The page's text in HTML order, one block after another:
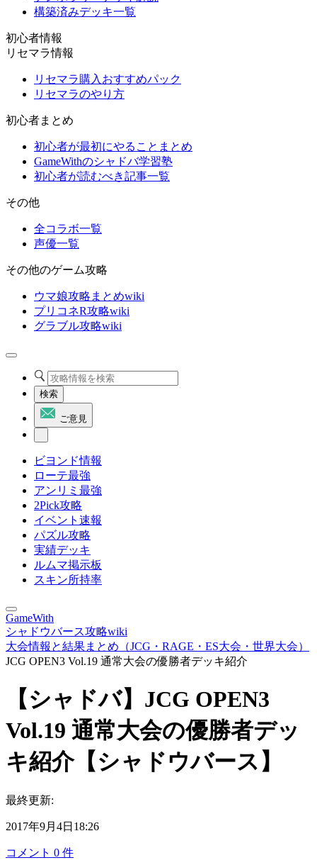
構築済みデッキ一覧
初心者情報
リセマラ情報
リセマラ購入おすすめパック
リセマラのやり方
初心者まとめ
初心者が最初にやることまとめ
GameWithのシャドバ学習塾
初心者が読むべき記事一覧
その他
全コラボ一覧
声優一覧
その他のゲーム攻略
ウマ娘攻略まとめwiki
プリコネR攻略wiki
グラブル攻略wiki
検索
ご意見
ビヨンド情報
ローテ最強
アンリミ最強
2Pick攻略
イベント速報
パズル攻略
実績デッキ
ルムマ掲示板
スキン所持率
GameWith
シャドウバース攻略wiki
大会情報と結果まとめ（JCG・RAGE・ES大会・世界大会）
JCG OPEN3 Vol.19 通常大会の優勝者デッキ紹介
【シャドバ】JCG OPEN3
Vol.19 通常大会の優勝者デッ
キ紹介【シャドウバース】
最終更新:
2017年9月4日18:26
コメント 0 件